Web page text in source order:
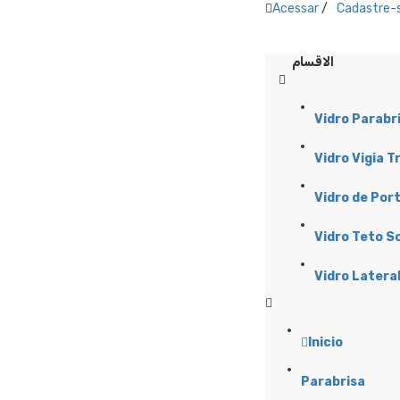
Acessar/ Cadastre-
الاقسام
Vidro
Vidro Vigia
Vidro de
Vidro Teto
Vidro Lateral
Inicio
Parabrisa